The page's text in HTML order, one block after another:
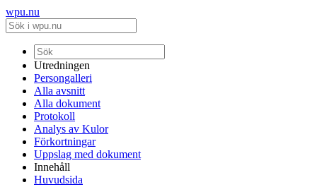
wpu.nu
Utredningen
Persongalleri
Alla avsnitt
Alla dokument
Protokoll
Analys av Kulor
Förkortningar
Uppslag med dokument
Innehåll
Huvudsida